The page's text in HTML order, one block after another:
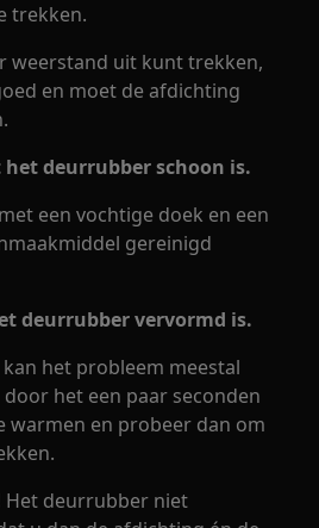
trekken.
weerstand uit kunt trekken,
en moet de afdichting
het deurrubber schoon is.
een vochtige doek en een
gereinigd
deurrubber vervormd is.
het probleem meestal
het een paar seconden
warmen en probeer dan om
Het deurrubber niet